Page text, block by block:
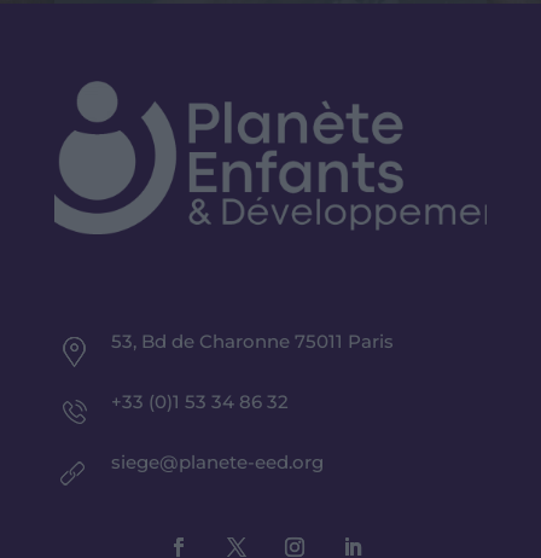
53, Bd de Charonne 75011 Paris
+33 (0)1 53 34 86 32
siege@planete-eed.org